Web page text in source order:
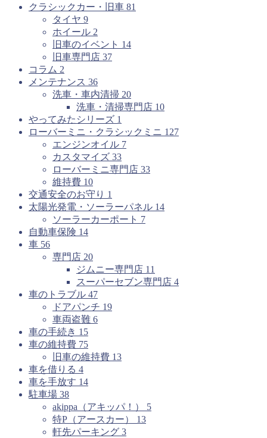
クラシックカー・旧車 81
タイヤ 9
ホイール 2
旧車のイベント 14
旧車専門店 37
コラム 2
メンテナンス 36
洗車・車内清掃 20
洗車・清掃専門店 10
やってみたシリーズ 1
ローバーミニ・クラシックミニ 127
エンジンオイル 7
カスタマイズ 33
ローバーミニ専門店 33
維持費 10
交通安全のお守り 1
太陽光発電・ソーラーパネル 14
ソーラーカーポート 7
自動車保険 14
車 56
専門店 20
ジムニー専門店 11
スーパーセブン専門店 4
車のトラブル 47
ドアパンチ 19
車両盗難 6
車の手続き 15
車の維持費 75
旧車の維持費 13
車を借りる 4
車を手放す 14
駐車場 38
akippa（アキッパ！） 5
特P（アースカー） 13
軒先パーキング 3